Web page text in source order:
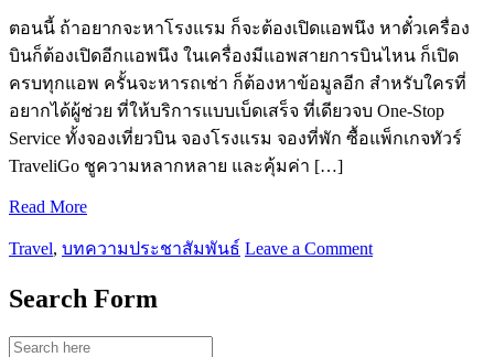
ตอนนี้ ถ้าอยากจะหาโรงแรม ก็จะต้องเปิดแอพนึง หาตั๋วเครื่อง
บินก็ต้องเปิดอีกแอพนึง ในเครื่องมีแอพสายการบินไหน ก็เปิด
ครบทุกแอพ ครั้นจะหารถเช่า ก็ต้องหาข้อมูลอีก สำหรับใครที่
อยากได้ผู้ช่วย ที่ให้บริการแบบเบ็ดเสร็จ ที่เดียวจบ One-Stop
Service ทั้งจองเที่ยวบิน จองโรงแรม จองที่พัก ซื้อแพ็กเกจทัวร์
TraveliGo ชูความหลากหลาย และคุ้มค่า […]
Read More
Travel, บทความประชาสัมพันธ์ Leave a Comment
Search Form